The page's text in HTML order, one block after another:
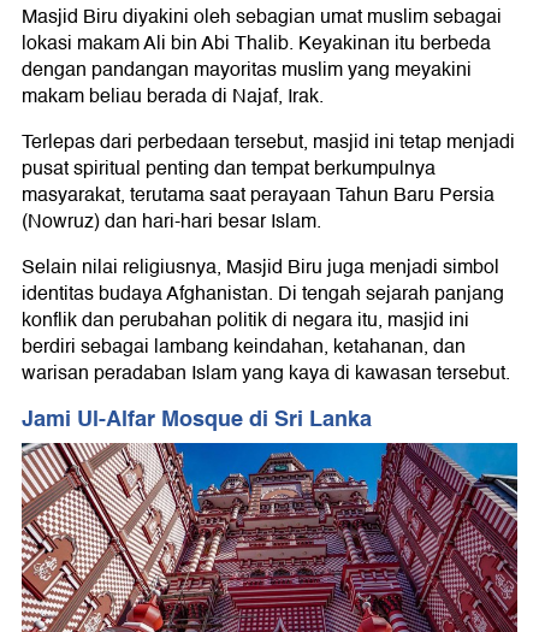
Masjid Biru diyakini oleh sebagian umat muslim sebagai
lokasi makam Ali bin Abi Thalib. Keyakinan itu berbeda
dengan pandangan mayoritas muslim yang meyakini
makam beliau berada di Najaf, Irak.
Terlepas dari perbedaan tersebut, masjid ini tetap menjadi
pusat spiritual penting dan tempat berkumpulnya
masyarakat, terutama saat perayaan Tahun Baru Persia
(Nowruz) dan hari-hari besar Islam.
Selain nilai religiusnya, Masjid Biru juga menjadi simbol
identitas budaya Afghanistan. Di tengah sejarah panjang
konflik dan perubahan politik di negara itu, masjid ini
berdiri sebagai lambang keindahan, ketahanan, dan
warisan peradaban Islam yang kaya di kawasan tersebut.
Jami Ul-Alfar Mosque di Sri Lanka